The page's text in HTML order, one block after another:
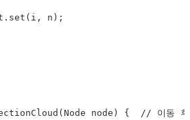
. set ( i , n ) ;
(Node node ) { // 이동 후